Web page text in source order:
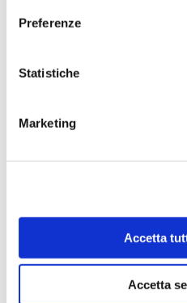
Preferenze
Statistiche
Marketing
Accetta
Accetta
Ottobre 2022
Aprile 2022
Febbraio 2022